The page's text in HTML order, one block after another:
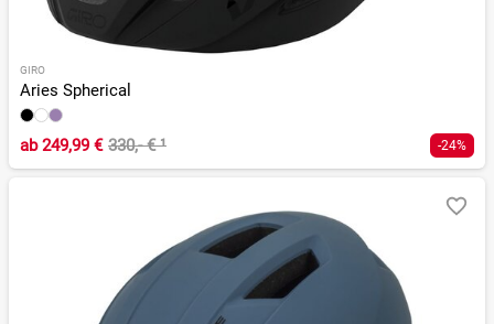
GIRO
Aries Spherical
ab249,99 € 330,- €¹ -24%